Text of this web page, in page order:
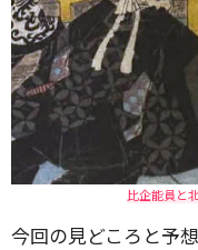
比企能員と
今回の見どころと予